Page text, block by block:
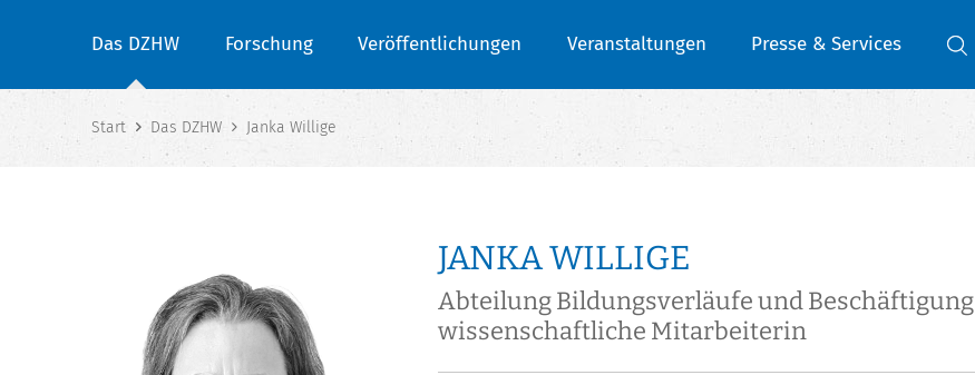
Das DZHW Forschung Veröffentlichungen Veranstaltungen Presse & Services
Start Das DZHW Janka Willige
JANKA WILLIGE
Abteilung Bildungsverläufe und Beschäftigung
wissenschaftliche Mitarbeiterin